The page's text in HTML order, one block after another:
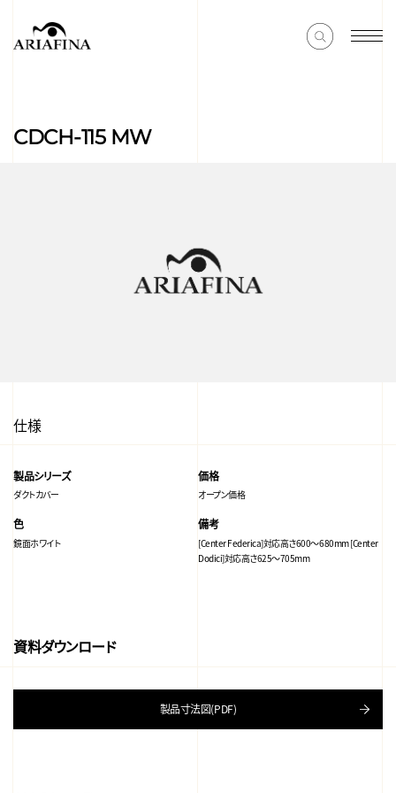
CDCH-115 MW
仕様
製品シリーズ
ダクトカバー
価格
オープン価格
色
鏡面ホワイト
備考
[Center Federica]対応高さ600～680mm [Center
Dodici]対応高さ625～705mm
資料ダウンロード
製品寸法図(PDF)